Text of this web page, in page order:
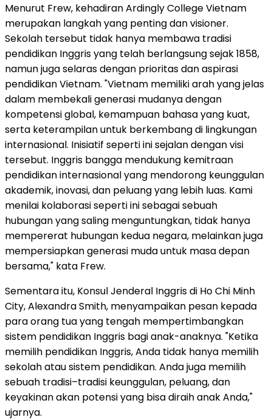
Menurut Frew, kehadiran Ardingly College Vietnam
merupakan langkah yang penting dan visioner.
Sekolah tersebut tidak hanya membawa tradisi
pendidikan Inggris yang telah berlangsung sejak 1858,
namun juga selaras dengan prioritas dan aspirasi
pendidikan Vietnam. "Vietnam memiliki arah yang jelas
dalam membekali generasi mudanya dengan
kompetensi global, kemampuan bahasa yang kuat,
serta keterampilan untuk berkembang di lingkungan
internasional. Inisiatif seperti ini sejalan dengan visi
tersebut. Inggris bangga mendukung kemitraan
pendidikan internasional yang mendorong keunggulan
akademik, inovasi, dan peluang yang lebih luas. Kami
menilai kolaborasi seperti ini sebagai sebuah
hubungan yang saling menguntungkan, tidak hanya
mempererat hubungan kedua negara, melainkan juga
mempersiapkan generasi muda untuk masa depan
bersama," kata Frew.
Sementara itu, Konsul Jenderal Inggris di Ho Chi Minh
City, Alexandra Smith, menyampaikan pesan kepada
para orang tua yang tengah mempertimbangkan
sistem pendidikan Inggris bagi anak-anaknya. "Ketika
memilih pendidikan Inggris, Anda tidak hanya memilih
sekolah atau sistem pendidikan. Anda juga memilih
sebuah tradisi–tradisi keunggulan, peluang, dan
keyakinan akan potensi yang bisa diraih anak Anda,"
ujarnya.